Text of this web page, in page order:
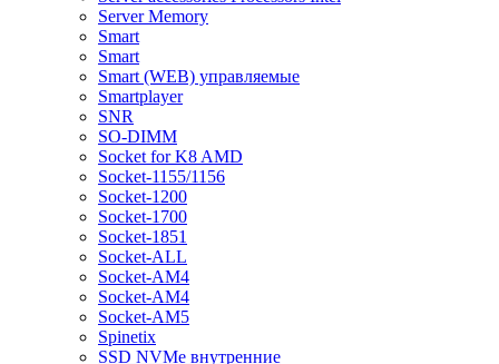
Server Memory
Smart
Smart
Smart (WEB) управляемые
Smartplayer
SNR
SO-DIMM
Socket for K8 AMD
Socket-1155/1156
Socket-1200
Socket-1700
Socket-1851
Socket-ALL
Socket-AM4
Socket-AM4
Socket-AM5
Spinetix
SSD NVMe внутренние